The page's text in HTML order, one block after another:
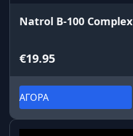
Natrol B-100 Complex
€19.95
ΑΓΟΡΑ